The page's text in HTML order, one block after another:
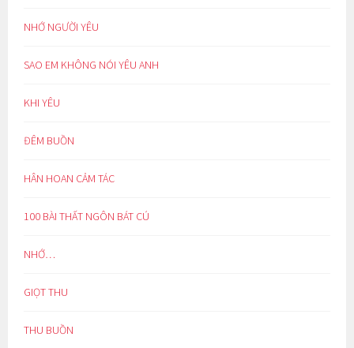
NHỚ NGƯỜI YÊU
SAO EM KHÔNG NÓI YÊU ANH
KHI YÊU
ĐÊM BUỒN
HÂN HOAN CẢM TÁC
100 BÀI THẤT NGÔN BÁT CÚ
NHỚ…
GIỌT THU
THU BUỒN